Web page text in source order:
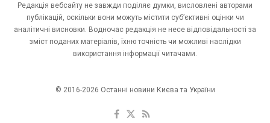
Редакція вебсайту не завжди поділяє думки, висловлені авторами
публікацій, оскільки вони можуть містити суб’єктивні оцінки чи
аналітичні висновки. Водночас редакція не несе відповідальності за
зміст поданих матеріалів, їхню точність чи можливі наслідки
використання інформації читачами.
© 2016-2026 Останні новини Києва та України